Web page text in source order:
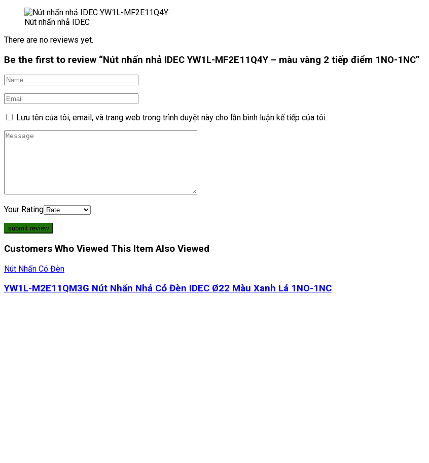
Nút nhấn nhả IDEC
There are no reviews yet.
Be the first to review “Nút nhấn nhả IDEC YW1L-MF2E11Q4Y – màu vàng 2 tiếp điểm 1NO-1NC”
Lưu tên của tôi, email, và trang web trong trình duyệt này cho lần bình luận kế tiếp của tôi.
Your Rating
Customers Who Viewed This Item Also Viewed
Nút Nhấn Có Đèn
YW1L-M2E11QM3G Nút Nhấn Nhả Có Đèn IDEC Ø22 Màu Xanh Lá 1NO-1NC